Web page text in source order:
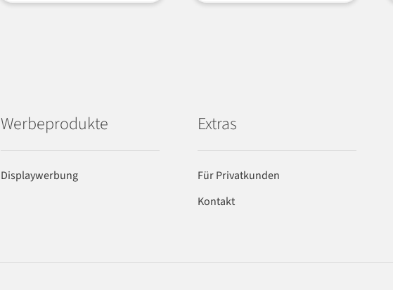
Werbeprodukte
Displaywerbung
Extras
Für Privatkunden
Kontakt